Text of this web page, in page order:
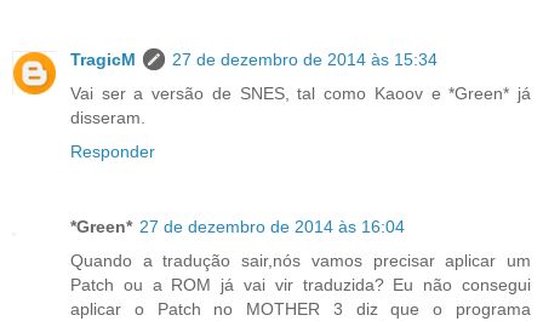
TragicM
27 de dezembro de 2014 às 15:34
Vai ser a versão de SNES, tal como Kaoov e *Green* já
disseram.
Responder
*Green* 27 de dezembro de 2014 às 16:04
Quando a tradução sair,nós vamos precisar aplicar um
Patch ou a ROM já vai vir traduzida? Eu não consegui
aplicar o Patch no MOTHER 3 diz que o programa